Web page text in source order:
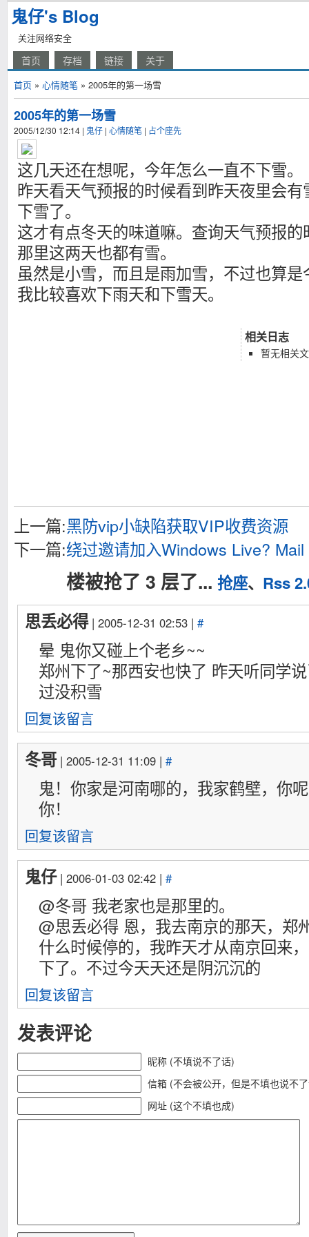
鬼仔's Blog
关注网络安全
首页 存档 链接 关于
首页 » 心情随笔 » 2005年的第一场雪
2005年的第一场雪
2005/12/30 12:14 | 鬼仔 | 心情随笔 | 占个座先
这几天还在想呢，今年怎么一直不下雪。
昨天看天气预报的时候看到昨天夜里会
下雪了。
这才有点冬天的味道嘛。查询天气预报
那里这两天也都有雪。
虽然是小雪，而且是雨加雪，不过也算
我比较喜欢下雨天和下雪天。
相关日志
暂无相关
上一篇:黑防vip小缺陷获取VIP收费资源
下一篇:绕过邀请加入Windows Live? Mail
楼被抢了 3 层了... 抢座、 Rss
思丢必得| 2005-12-31 02:53 | #
晕 鬼你又碰上个老乡~~
郑州下了~那西安也快了 昨天听同学
过没积雪
回复该留言
冬哥 | 2005-12-31 11:09 | #
鬼！你家是河南哪的，我家鹤壁，你
你！
回复该留言
鬼仔| 2006-01-03 02:42 | #
@冬哥 我老家也是那里的。
@思丢必得 恩，我去南京的那天，郑
什么时候停的，我昨天才从南京回来
下了。不过今天天还是阴沉沉的
回复该留言
发表评论
昵称 (不填说不了话)
信箱 (不会被公开，但是不填也说不
网址 (这个不填也成)